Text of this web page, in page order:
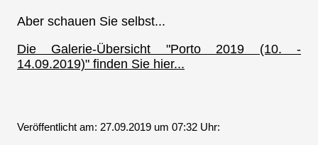
Aber schauen Sie selbst...
Die Galerie-Übersicht "Porto 2019 (10. -
14.09.2019)" finden Sie hier...
Veröffentlicht am: 27.09.2019 um 07:32 Uhr: